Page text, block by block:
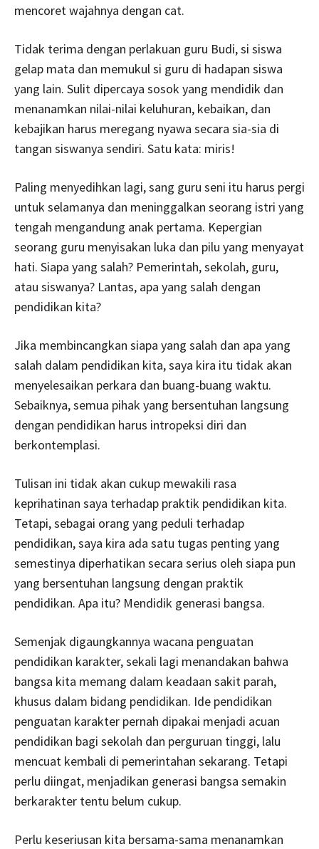
mencoret wajahnya dengan cat.
Tidak terima dengan perlakuan guru Budi, si siswa
gelap mata dan memukul si guru di hadapan siswa
yang lain. Sulit dipercaya sosok yang mendidik dan
menanamkan nilai-nilai keluhuran, kebaikan, dan
kebajikan harus meregang nyawa secara sia-sia di
tangan siswanya sendiri. Satu kata: miris!
Paling menyedihkan lagi, sang guru seni itu harus pergi
untuk selamanya dan meninggalkan seorang istri yang
tengah mengandung anak pertama. Kepergian
seorang guru menyisakan luka dan pilu yang menyayat
hati. Siapa yang salah? Pemerintah, sekolah, guru,
atau siswanya? Lantas, apa yang salah dengan
pendidikan kita?
Jika membincangkan siapa yang salah dan apa yang
salah dalam pendidikan kita, saya kira itu tidak akan
menyelesaikan perkara dan buang-buang waktu.
Sebaiknya, semua pihak yang bersentuhan langsung
dengan pendidikan harus intropeksi diri dan
berkontemplasi.
Tulisan ini tidak akan cukup mewakili rasa
keprihatinan saya terhadap praktik pendidikan kita.
Tetapi, sebagai orang yang peduli terhadap
pendidikan, saya kira ada satu tugas penting yang
semestinya diperhatikan secara serius oleh siapa pun
yang bersentuhan langsung dengan praktik
pendidikan. Apa itu? Mendidik generasi bangsa.
Semenjak digaungkannya wacana penguatan
pendidikan karakter, sekali lagi menandakan bahwa
bangsa kita memang dalam keadaan sakit parah,
khusus dalam bidang pendidikan. Ide pendidikan
penguatan karakter pernah dipakai menjadi acuan
pendidikan bagi sekolah dan perguruan tinggi, lalu
mencuat kembali di pemerintahan sekarang. Tetapi
perlu diingat, menjadikan generasi bangsa semakin
berkarakter tentu belum cukup.
Perlu keseriusan kita bersama-sama menanamkan